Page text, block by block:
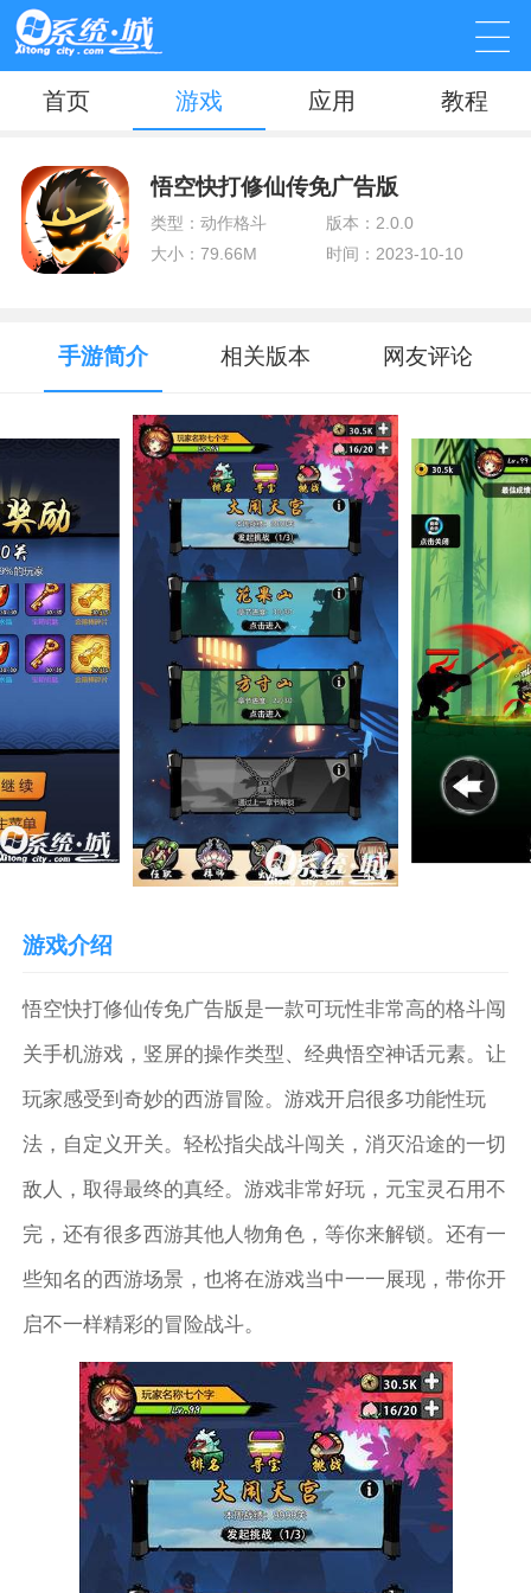
首页 游戏 应用 教程
悟空快打修仙传免广告版
类型：动作格斗
版本：2.0.0
大小：79.66M
时间：2023-10-10
手游简介 相关版本 网友评论
游戏介绍
悟空快打修仙传免广告版是一款可玩性非常高的格斗闯
关手机游戏，竖屏的操作类型、经典悟空神话元素。让
玩家感受到奇妙的西游冒险。游戏开启很多功能性玩
法，自定义开关。轻松指尖战斗闯关，消灭沿途的一切
敌人，取得最终的真经。游戏非常好玩，元宝灵石用不
完，还有很多西游其他人物角色，等你来解锁。还有一
些知名的西游场景，也将在游戏当中一一展现，带你开
启不一样精彩的冒险战斗。